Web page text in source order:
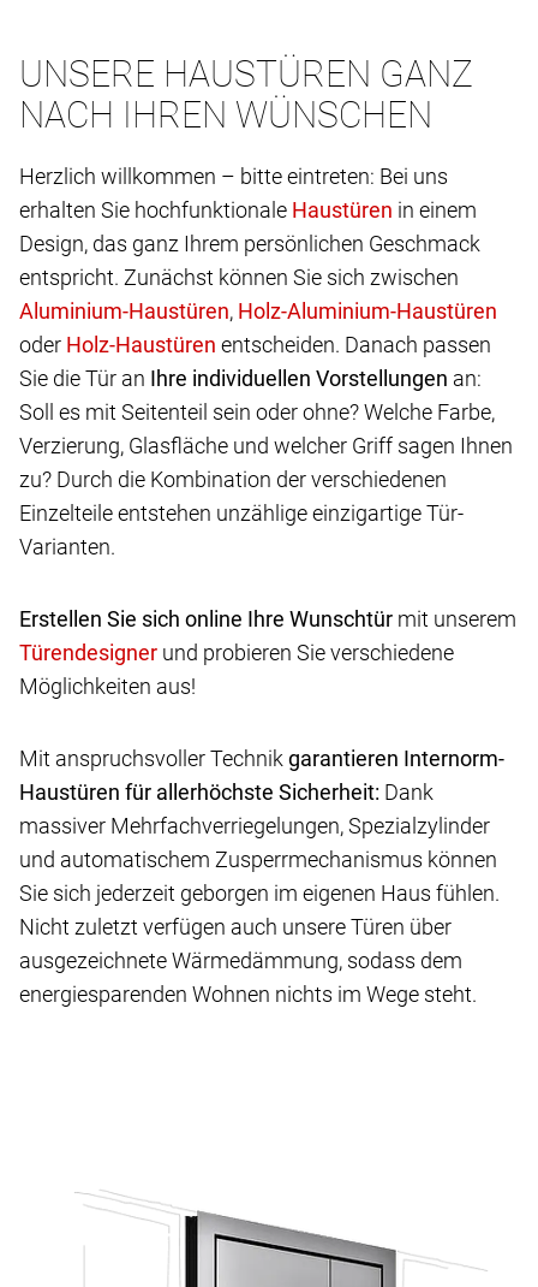
UNSERE HAUSTÜREN GANZ
NACH IHREN WÜNSCHEN
Herzlich willkommen – bitte eintreten: Bei uns
erhalten Sie hochfunktionale
in einem
Design, das ganz Ihrem persönlichen Geschmack
entspricht. Zunächst können Sie sich zwischen
,
oder
entscheiden. Danach passen
Sie die Tür an Ihre individuellen Vorstellungen an:
Soll es mit Seitenteil sein oder ohne? Welche Farbe,
Verzierung, Glasfläche und welcher Griff sagen Ihnen
zu? Durch die Kombination der verschiedenen
Einzelteile entstehen unzählige einzigartige Tür-
Varianten.
Erstellen Sie sich online Ihre Wunschtür mit unserem
und probieren Sie verschiedene
Möglichkeiten aus!
Mit anspruchsvoller Technik garantieren Internorm-
Haustüren für allerhöchste Sicherheit: Dank
massiver Mehrfachverriegelungen, Spezialzylinder
und automatischem Zusperrmechanismus können
Sie sich jederzeit geborgen im eigenen Haus fühlen.
Nicht zuletzt verfügen auch unsere Türen über
ausgezeichnete Wärmedämmung, sodass dem
energiesparenden Wohnen nichts im Wege steht.